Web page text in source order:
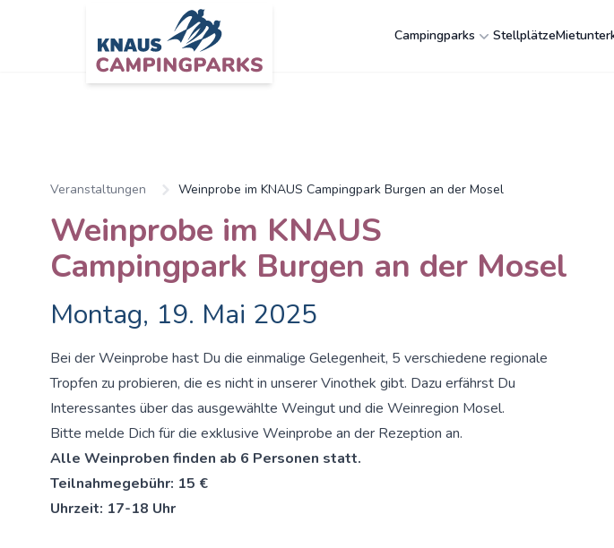
Zum Hauptinhalt springen
Campingparks Stellplätze
Veranstaltungen Weinprobe im KNAUS Campingpark Burgen an der Mosel
Weinprobe im KNAUS
Campingpark Burgen an der Mosel
Montag, 19. Mai 2025
Bei der Weinprobe hast Du die einmalige Gelegenheit, 5 verschiedene regionale
Tropfen zu probieren, die es nicht in unserer Vinothek gibt. Dazu erfährst Du
Interessantes über das ausgewählte Weingut und die Weinregion Mosel.
Bitte melde Dich für die exklusive Weinprobe an der Rezeption an.
Alle Weinproben finden ab 6 Personen statt.
Teilnahmegebühr: 15 €
Uhrzeit: 17-18 Uhr